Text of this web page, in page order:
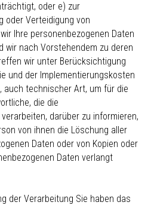
oder e) zur
oder Verteidigung von
Ihre personenbezogenen Daten
wir nach Vorstehendem zu deren
wir unter Berücksichtigung
und der Implementierungskosten
auch technischer Art, um für die
die die
darüber zu informieren,
von ihnen die Löschung aller
Daten oder von Kopien oder
Daten verlangt
der Verarbeitung Sie haben das